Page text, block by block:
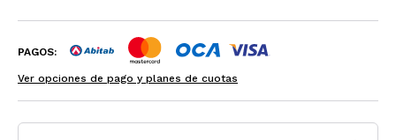
PAGOS:
Ver opciones de pago y planes de cuotas